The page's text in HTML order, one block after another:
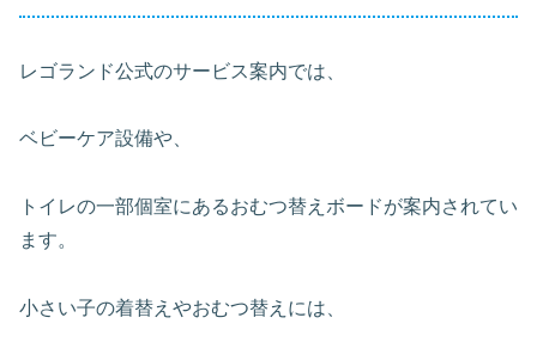
レゴランド公式のサービス案内では、
ベビーケア設備や、
トイレの一部個室にあるおむつ替えボードが案内されてい
ます。
小さい子の着替えやおむつ替えには、